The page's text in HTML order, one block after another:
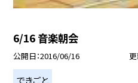
6/16 音楽朝会
公開日 2016/06/16
できごと